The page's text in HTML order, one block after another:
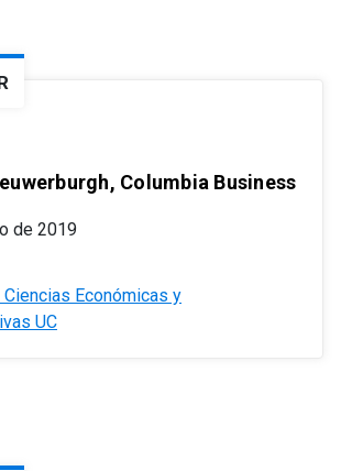
Columbia Business
de 2019
Ciencias Económicas y
UC